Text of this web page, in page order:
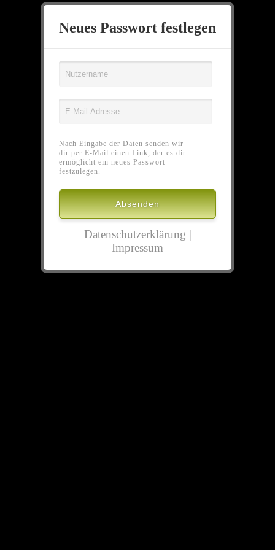
Neues Passwort festlegen
Nach Eingabe der Daten senden wir
dir per E-Mail einen Link, der es dir
ermöglicht ein neues Passwort
festzulegen.
Datenschutzerklärung |
Impressum